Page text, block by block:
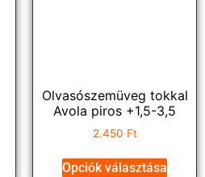
Olvasószemüveg tokkal
Avola piros +1,5-3,5
2.450 Ft
Opciók választása